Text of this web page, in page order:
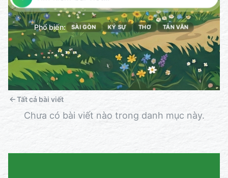
Phổ biến: SÀI GÒN KÝ SỰ THƠ TẢN VĂN
Tất cả bài viết
Chưa có bài viết nào trong danh mục này.